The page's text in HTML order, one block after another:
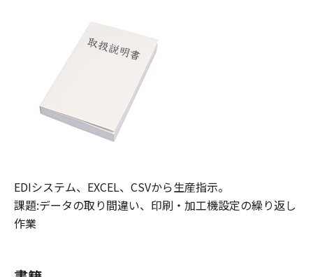
EDIシステム、EXCEL、CSVから生産指示。
課題:データの取り間違い、印刷・加工機設定の繰り返し
作業